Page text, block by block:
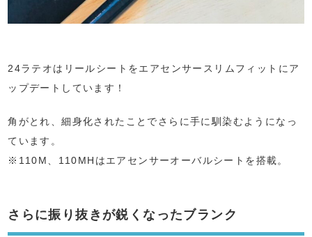
24ラテオはリールシートをエアセンサースリムフィットにア
ップデートしています！
角がとれ、細身化されたことでさらに手に馴染むようになっ
ています。
※110M、110MHはエアセンサーオーバルシートを搭載。
さらに振り抜きが鋭くなったブランク